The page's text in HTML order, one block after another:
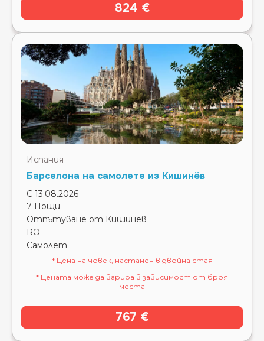
824 €
Испания
Барселона на самолете из Кишинёв
С 13.08.2026
7 Нощи
Отпътуване от Кишинёв
RO
Самолет
* Цена на човек, настанен в двойна стая
* Цената може да варира в зависимост от броя
места
767 €